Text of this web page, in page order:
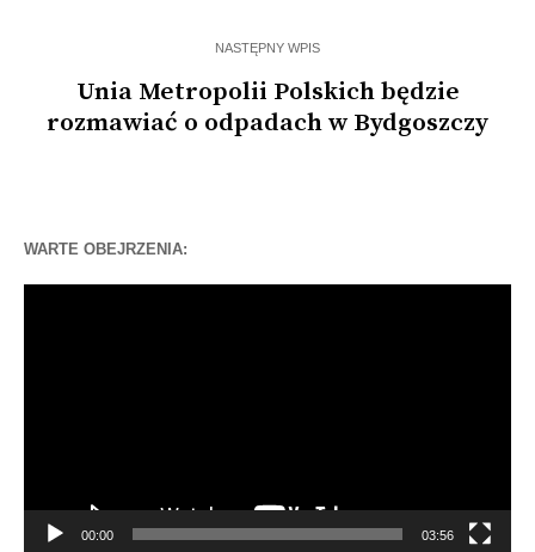
NASTĘPNY WPIS
Unia Metropolii Polskich będzie
rozmawiać o odpadach w Bydgoszczy
WARTE OBEJRZENIA:
00:00 03:56